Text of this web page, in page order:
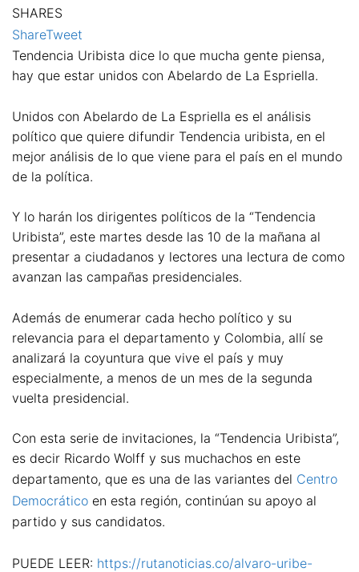
SHARES
ShareTweet
Tendencia Uribista dice lo que mucha gente piensa,
hay que estar unidos con Abelardo de La Espriella.
Unidos con Abelardo de La Espriella es el análisis
político que quiere difundir Tendencia uribista, en el
mejor análisis de lo que viene para el país en el mundo
de la política.
Y lo harán los dirigentes políticos de la “Tendencia
Uribista”, este martes desde las 10 de la mañana al
presentar a ciudadanos y lectores una lectura de como
avanzan las campañas presidenciales.
Además de enumerar cada hecho político y su
relevancia para el departamento y Colombia, allí se
analizará la coyuntura que vive el país y muy
especialmente, a menos de un mes de la segunda
vuelta presidencial.
Con esta serie de invitaciones, la “Tendencia Uribista”,
es decir Ricardo Wolff y sus muchachos en este
departamento, que es una de las variantes del Centro
Democrático en esta región, continúan su apoyo al
partido y sus candidatos.
PUEDE LEER: https://rutanoticias.co/alvaro-uribe-